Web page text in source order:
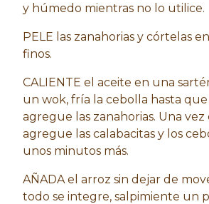
y húmedo mientras no lo utilice.
PELE las zanahorias y córtelas
finos.
CALIENTE el aceite en una
un wok, fría la cebolla hasta que
agregue las zanahorias. Una vez
agregue las calabacitas y los
unos minutos más.
AÑADA el arroz sin dejar de
todo se integre, salpimiente un